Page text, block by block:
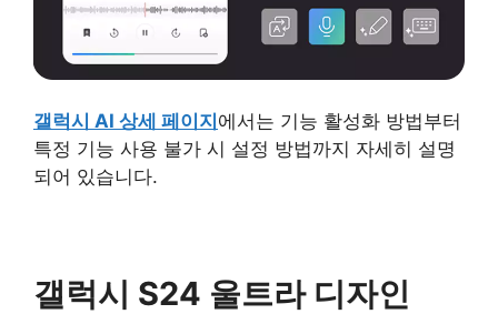
갤럭시 AI 상세 페이지 에서는 기능 활성화 방법부터
특정 기능 사용 불가 시 설정 방법까지 자세히 설명
되어 있습니다.
갤럭시 S24 울트라 디자인